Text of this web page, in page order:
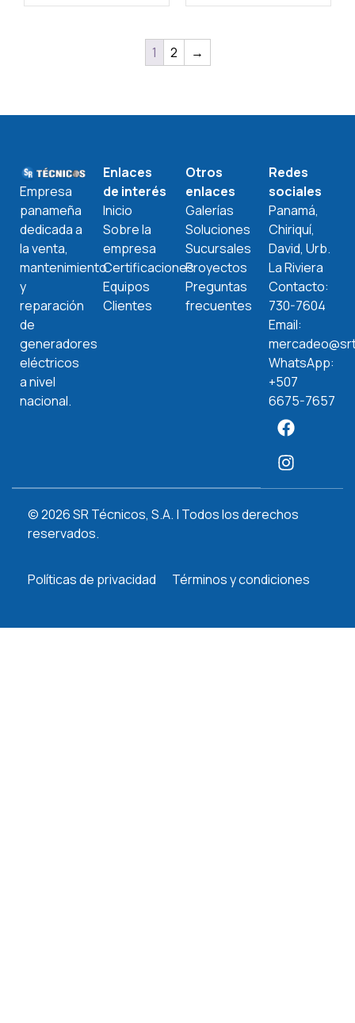
1 2 →
Empresa
panameña
dedicada a
la venta,
mantenimiento
y
reparación
de
generadores
eléctricos
a nivel
nacional.
Enlaces
de interés
Inicio
Sobre la
empresa
Certificaciones
Equipos
Clientes
Otros
enlaces
Galerías
Soluciones
Sucursales
Proyectos
Preguntas
frecuentes
Redes
sociales
Panamá,
Chiriquí,
David, Urb.
La Riviera
Contacto:
730-7604
Email:
WhatsApp:
+507
6675-7657
© 2026 SR Técnicos, S.A. | Todos los derechos
reservados.
Políticas de privacidad Términos y condiciones